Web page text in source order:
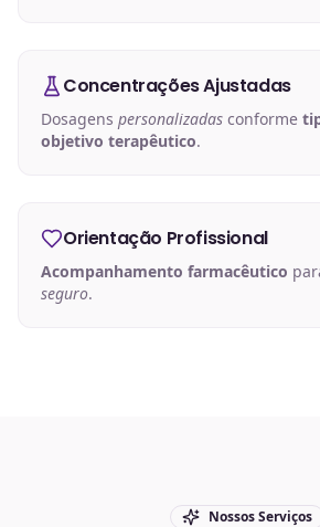
Concentrações Ajustadas
Dosagens personalizadas conforme
objetivo terapêutico.
Orientação Profissional
Acompanhamento farmacêutico
seguro.
Nossos Serviços